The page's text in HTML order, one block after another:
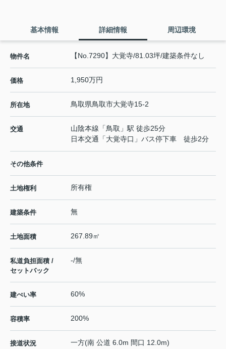
基本情報 詳細情報 周辺環境
物件名 【No.7290】大覚寺/81.03坪/建築条件なし
価格 1,950万円
所在地 鳥取県鳥取市大覚寺15-2
交通 山陰本線 「鳥取 」駅 徒歩25分
日本交通「大覚寺口」バス停下車 徒歩2分
その他条件
土地権利 所有権
建築条件 無
土地面積 267.89㎡
私道負担面積 /
セットバック
-/無
建ぺい率 60%
容積率 200%
接道状況 一方(南 公道 6.0m 間口 12.0m)